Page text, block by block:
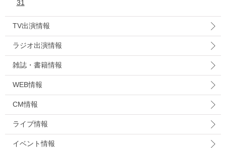
31
TV出演情報
ラジオ出演情報
雑誌・書籍情報
WEB情報
CM情報
ライブ情報
イベント情報